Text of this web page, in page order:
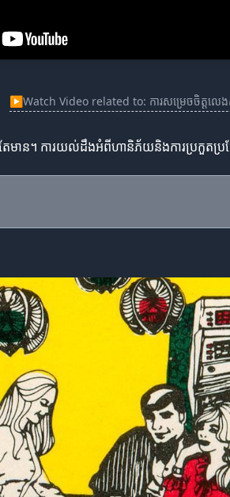
▶Watch Video related to: ការសម្រេចចិត្តលេ
ាន។ ការយល់ដឹងអំពីហានិភ័យនិងការប្រកួតប្រជ